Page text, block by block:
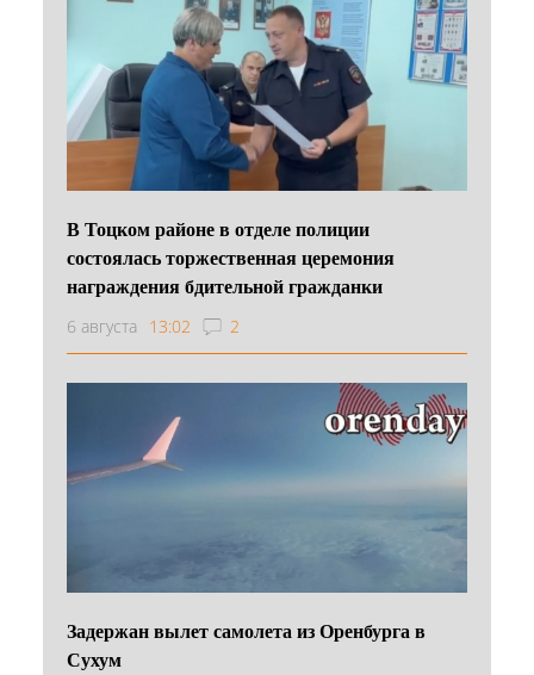
В Тоцком районе в отделе полиции
состоялась торжественная церемония
награждения бдительной гражданки
6 августа 13:02 2
Задержан вылет самолета из Оренбурга в
Сухум